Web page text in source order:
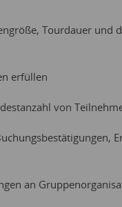
Tourdauer und
erfüllen
von
an